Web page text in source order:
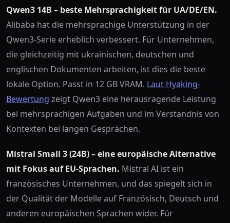
Qwen3 14B – beste Mehrsprachigkeit für UA/DE/EN.
Alibaba hat die mehrsprachige Unterstützung in der
Qwen3-Serie erheblich verbessert. Für Unternehmen,
die gleichzeitig mit ukrainischen, deutschen und
englischen Dokumenten arbeiten, ist dies die beste
lokale Option. Passt in 12 GB VRAM. Laut Hyaking-
Bewertung zeigt Qwen3 eine herausragende Leistung
bei mehrsprachigen Aufgaben und im Verständnis von
Kontexten bei langen Gesprächen.
Mistral Small 3 (24B) – eine europäische Alternative
mit Fokus auf EU-Sprachen. Mistral AI ist ein
französisches Unternehmen, und das spiegelt sich in
der Qualität der Modelle auf Französisch, Deutsch und
anderen europäischen Sprachen wider. Für